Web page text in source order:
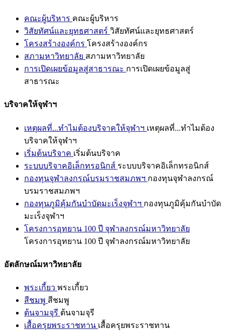
คณะผู้บริหาร คณะผู้บริหาร
วิสัยทัศน์และยุทธศาสตร์ วิสัยทัศน์และยุทธศาสตร์
โครงสร้างองค์กร โครงสร้างองค์กร
สภามหาวิทยาลัย สภามหาวิทยาลัย
การเปิดเผยข้อมูลสู่สาธารณะ การเปิดเผยข้อมูลสู่
สาธารณะ
บริจาคให้จุฬาฯ
เหตุผลที่...ทำไมต้องบริจาคให้จุฬาฯ เหตุผลที่...ทำไมต้อง
บริจาคให้จุฬาฯ
เริ่มต้นบริจาค เริ่มต้นบริจาค
ระบบบริจาคอิเล็กทรอนิกส์ ระบบบริจาคอิเล็กทรอนิกส์
กองทุนจุฬาลงกรณ์บรมราชสมภพฯ กองทุนจุฬาลงกรณ์
บรมราชสมภพฯ
กองทุนภูมิคุ้มกันบำบัดมะเร็งจุฬาฯ กองทุนภูมิคุ้มกันบำบัด
มะเร็งจุฬาฯ
โครงการอุทยาน 100 ปี จุฬาลงกรณ์มหาวิทยาลัย
โครงการอุทยาน 100 ปี จุฬาลงกรณ์มหาวิทยาลัย
อัตลักษณ์มหาวิทยาลัย
พระเกี้ยว พระเกี้ยว
สีชมพู สีชมพู
ต้นจามจุรี ต้นจามจุรี
เสื้อครุยพระราชทาน เสื้อครุยพระราชทาน